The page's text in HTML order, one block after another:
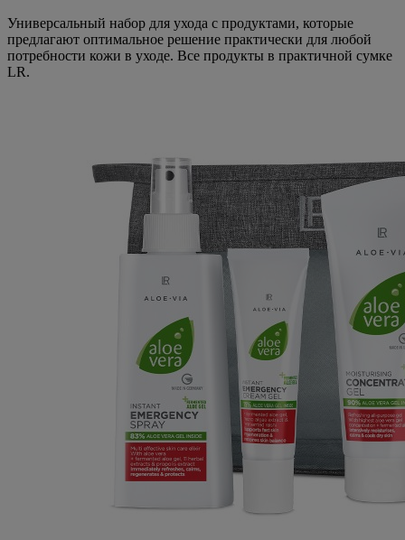
Универсальный набор для ухода с продуктами, которые
предлагают оптимальное решение практически для любой
потребности кожи в уходе. Все продукты в практичной сумке
LR.